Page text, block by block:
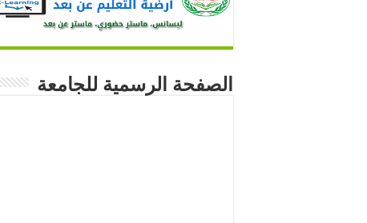
الصفحة الرسمية للجامعة